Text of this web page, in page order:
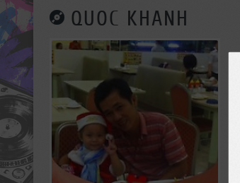
QUOC KHANH